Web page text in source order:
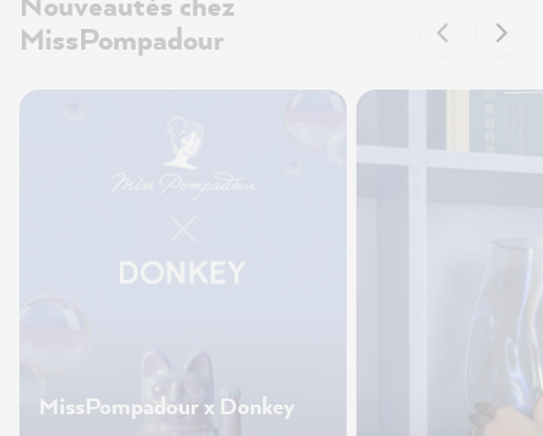
MissPompadour
MissPompadour x Donkey